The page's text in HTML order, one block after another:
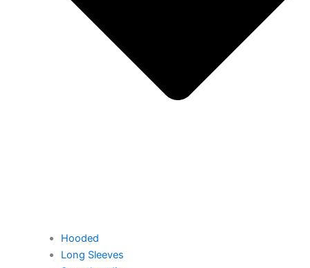
Hooded
Long Sleeves